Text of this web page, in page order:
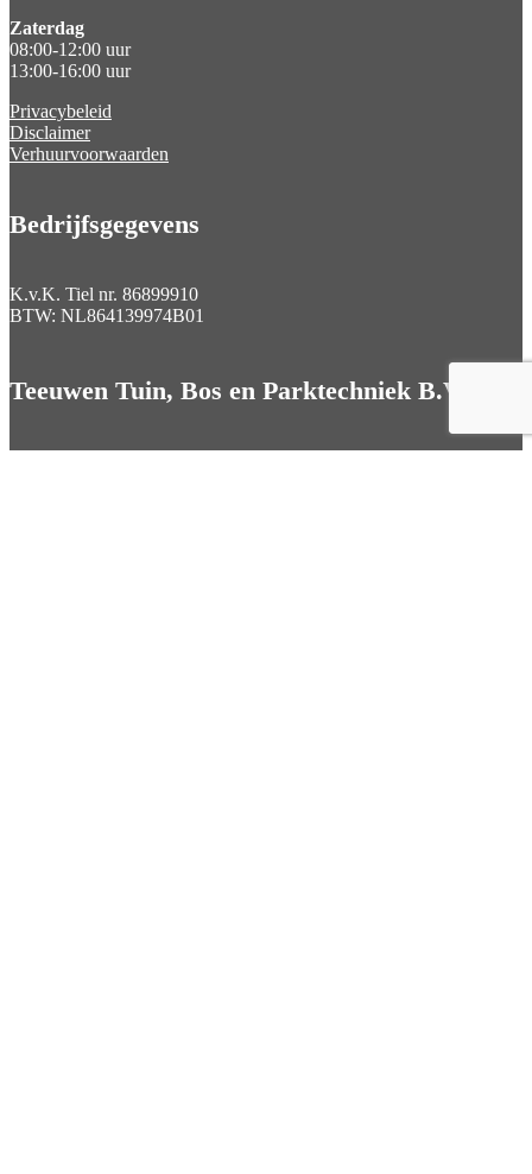
Zaterdag
08:00-12:00 uur
13:00-16:00 uur
Privacybeleid
Disclaimer
Verhuurvoorwaarden
Bedrijfsgegevens
K.v.K. Tiel nr. 86899910
BTW: NL864139974B01
Teeuwen Tuin, Bos en Parktechniek B.V.